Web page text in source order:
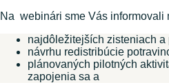
Na webinári sme Vás informovali
najdôležitejších zisteniach a
návrhu redistribúcie
plánovaných pilotných
zapojenia sa a